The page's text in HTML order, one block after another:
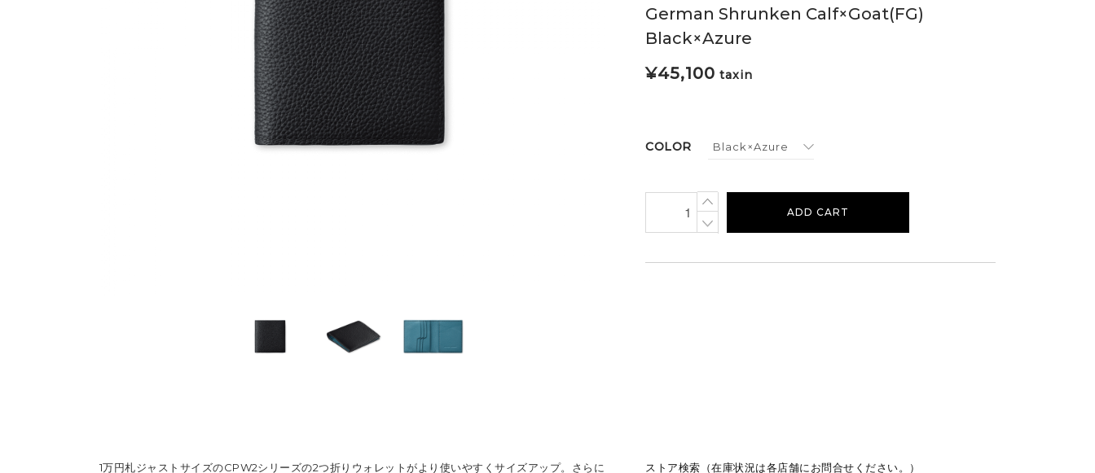
German Shrunken Calf×Goat(FG)
Black×Azure
¥45,100 taxin
COLOR
ADD CART
1万円札ジャストサイズのCPW2シリーズの2つ折りウォレットがより使いやすくサイズアップ。さらに
ストア検索（在庫状況は各店舗にお問合せください。）